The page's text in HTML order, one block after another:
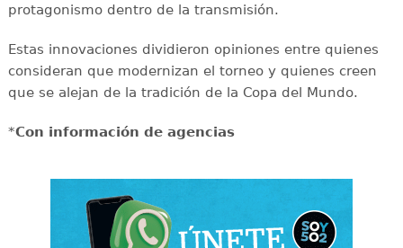
protagonismo dentro de la transmisión.
Estas innovaciones dividieron opiniones entre quienes
consideran que modernizan el torneo y quienes creen
que se alejan de la tradición de la Copa del Mundo.
*Con información de agencias